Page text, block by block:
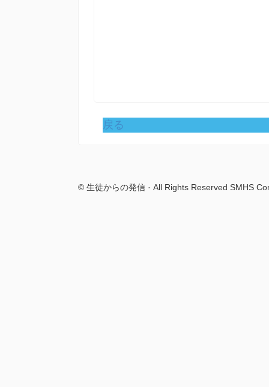
戻る
© 生徒からの発信 · All Rights Reserved SMHS